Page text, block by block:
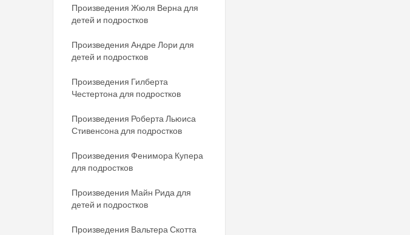
Произведения Жюля Верна для
детей и подростков
Произведения Андре Лори для
детей и подростков
Произведения Гилберта
Честертона для подростков
Произведения Роберта Льюиса
Стивенсона для подростков
Произведения Фенимора Купера
для подростков
Произведения Майн Рида для
детей и подростков
Произведения Вальтера Скотта